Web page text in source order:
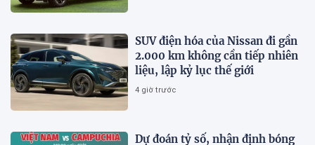
SUV điện hóa của Nissan đi gần
2.000 km không cần tiếp nhiên
liệu, lập kỷ lục thế giới
4 giờ trước
Dự đoán tỷ số, nhận định bóng